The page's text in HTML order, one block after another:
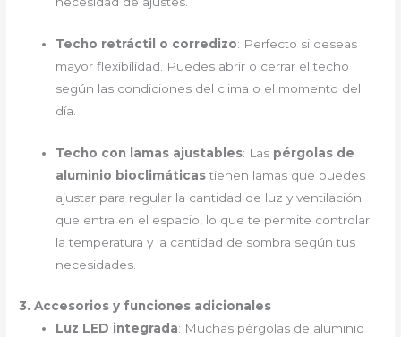
Techo retráctil o corredizo: Perfecto si deseas
mayor flexibilidad. Puedes abrir o cerrar el techo
según las condiciones del clima o el momento del
día.
Techo con lamas ajustables: Las pérgolas de
aluminio bioclimáticastienen lamas que puedes
ajustar para regular la cantidad de luz y ventilación
que entra en el espacio, lo que te permite controlar
la temperatura y la cantidad de sombra según tus
necesidades.
3. Accesorios y funciones adicionales
Luz LED integrada: Muchas pérgolas de aluminio